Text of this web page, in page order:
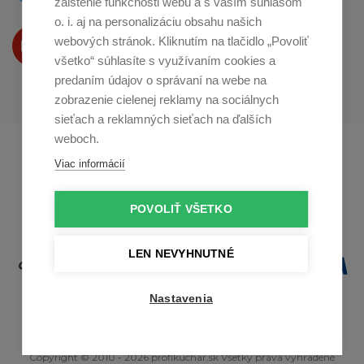
Produkty Vám predstavujeme
na Youtube
Profikuchař.cz
Copyright © 2010 - 2026 profikuchar.sk Všetky práva vyhradené
o. i. aj na personalizáciu obsahu našich
webových stránok. Kliknutím na tlačidlo „Povoliť
všetko“ súhlasíte s využívaním cookies a
predaním údajov o správaní na webe na
zobrazenie cielenej reklamy na sociálnych
sieťach a reklamných sieťach na ďalších
weboch.
Viac informácií
POVOLIŤ VŠETKO
LEN NEVYHNUTNÉ
Nastavenia